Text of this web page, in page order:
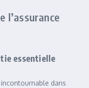
l’assurance
essentielle
dans